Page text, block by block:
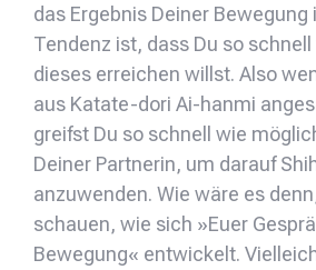
das Ergebnis Deiner Bewegung
Tendenz ist, dass Du so
dieses erreichen willst. Also
aus Katate-dori Ai-hanmi
greifst Du so schnell wie
Deiner Partnerin, um darauf
anzuwenden. Wie wäre es
schauen, wie sich »Euer
Bewegung« entwickelt.